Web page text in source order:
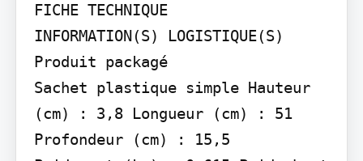
FICHE TECHNIQUE
INFORMATION(S) LOGISTIQUE(S)
Produit packagé
Sachet plastique simple Hauteur
(cm) : 3,8 Longueur (cm) : 51
Profondeur (cm) : 15,5